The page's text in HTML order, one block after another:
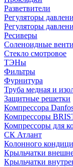
Разветвители
Регуляторы
Регуляторы
Ресиверы
Соленоидные
Стекло смотровое
ТЭНы
Фильтры
Фурнитура
Труба медная и
Защитные решетки
Компрессора
Компрессоры
Компрессоры для
СК Атлант
Колонного
Крыльчатки
Крыльчатки